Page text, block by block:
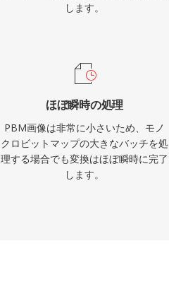
します。
ほぼ瞬時の処理
PBM画像は非常に小さいため、モノ
クロビットマップの大きなバッチを処
理する場合でも変換はほぼ瞬時に完了
します。